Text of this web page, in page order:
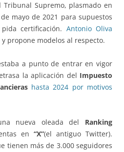
Supremo, plasmado en
mayo de 2021 para supuestos
certificación. Antonio Oliva
y propone modelos al respecto.
a punto de entrar en vigor
la aplicación del Impuesto
hasta 2024 por motivos
nueva oleada del Ranking
en “X”(el antiguo Twitter).
tienen más de 3.000 seguidores